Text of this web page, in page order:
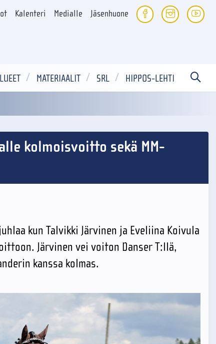
Kalenteri Medialle Jäsenhuone
MATERIAALIT SRL HIPPOS-LEHTI
kolmoisvoitto sekä MM-
kun Talvikki Järvinen ja Eveliina Koivula
Järvinen vei voiton Danser T:llä,
kanssa kolmas.